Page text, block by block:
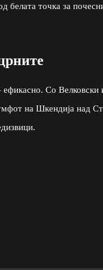
белата точка за
Со Велковски
на Шкендија над